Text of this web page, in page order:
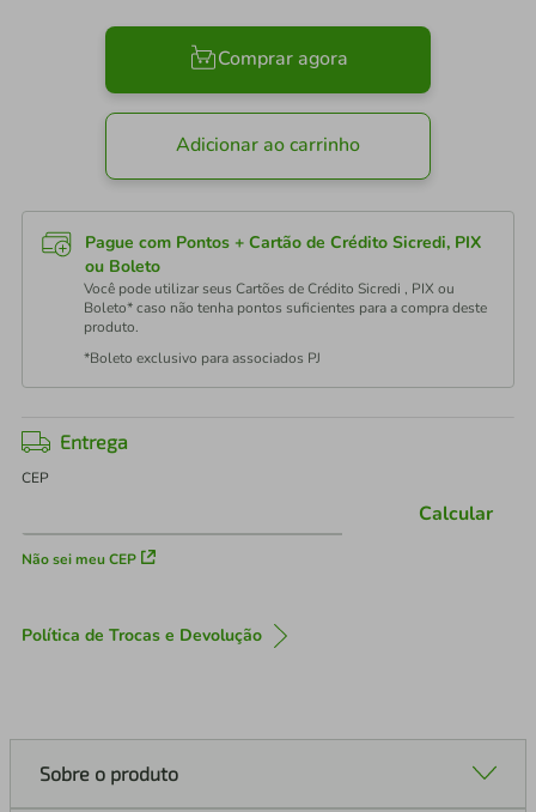
Comprar agora
Adicionar ao carrinho
Pague com Pontos + Cartão de Crédito Sicredi, PIX
ou Boleto
Você pode utilizar seus Cartões de Crédito Sicredi , PIX ou
Boleto* caso não tenha pontos suficientes para a compra deste
produto.
*Boleto exclusivo para associados PJ
Entrega
CEP
Não sei meu CEP
Calcular
Política de Trocas e Devolução
Sobre o produto